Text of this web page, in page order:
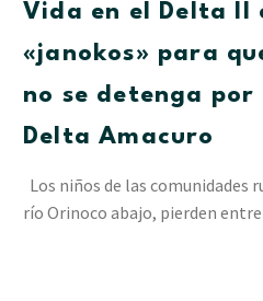
no
Vida en el Delta II
«janokos» para
no se detenga por
Delta Amacuro
Los niños de las comunidades
río Orinoco abajo, pierden